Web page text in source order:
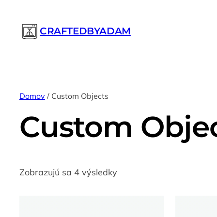
CRAFTEDBYADAM
Domov / Custom Objects
Custom
Zobrazujú sa 4 výsledky